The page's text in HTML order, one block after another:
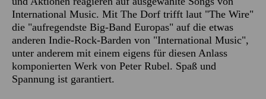
International Music. Mit The Dorf trifft laut "The Wire"
die "aufregendste Big-Band Europas" auf die etwas
anderen Indie-Rock-Barden von "International Music",
unter anderem mit einem eigens für diesen Anlass
komponierten Werk von Peter Rubel. Spaß und
Spannung ist garantiert.